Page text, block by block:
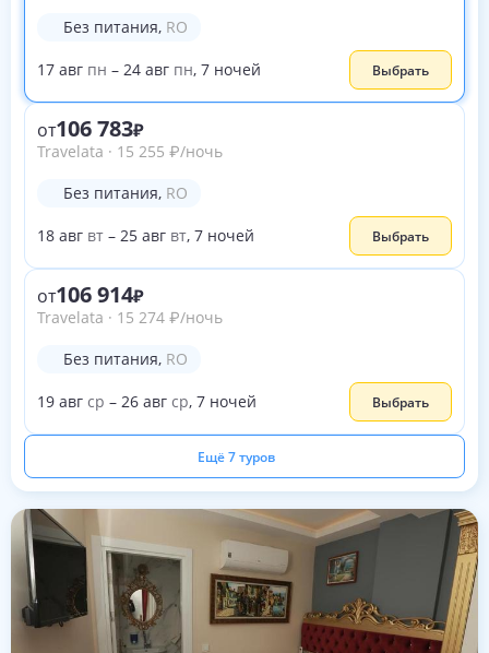
Без питания, RO
17 авг пн – 24 авг пн, 7 ночей Выбрать
от106 783
Travelata · 15 255 ₽/ночь
Без питания, RO
18 авг вт – 25 авг вт, 7 ночей Выбрать
от106 914
Travelata · 15 274 ₽/ночь
Без питания, RO
19 авг ср – 26 авг ср, 7 ночей Выбрать
Ещё 7 туров